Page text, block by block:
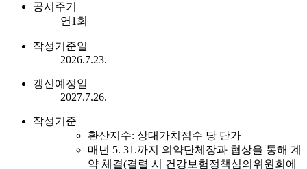
공시주기
연1회
작성기준일
2026.7.23.
갱신예정일
2027.7.26.
작성기준
환산지수: 상대가치점수 당 단가
매년 5. 31.까지 의약단체장과 협상을 통해 계
약 체결(결렬 시 건강보험정책심의위원회에